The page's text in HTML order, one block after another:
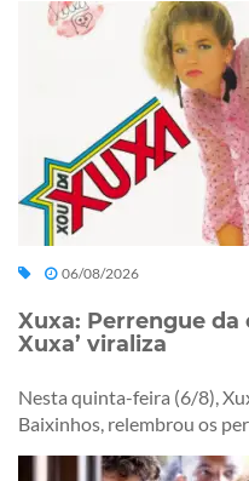
06/08/2026
Xuxa: Perrengue da
Xuxa’ viraliza
Nesta quinta-feira (6/8),
Baixinhos, relembrou os